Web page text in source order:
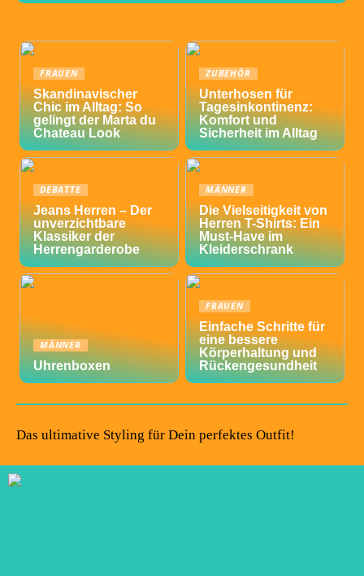
FRAUEN
Skandinavischer
Chic im Alltag: So
gelingt der Marta du
Chateau Look
ZUBEHÖR
Unterhosen für
Tagesinkontinenz:
Komfort und
Sicherheit im Alltag
DEBATTE
Jeans Herren – Der
unverzichtbare
Klassiker der
Herrengarderobe
MÄNNER
Die Vielseitigkeit von
Herren T-Shirts: Ein
Must-Have im
Kleiderschrank
MÄNNER
Uhrenboxen
FRAUEN
Einfache Schritte für
eine bessere
Körperhaltung und
Rückengesundheit
Das ultimative Styling für Dein perfektes Outfit!